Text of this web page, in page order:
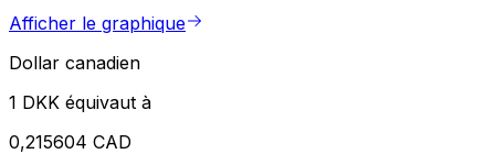
Afficher le graphique
Dollar canadien
1 DKK équivaut à
0,215604 CAD